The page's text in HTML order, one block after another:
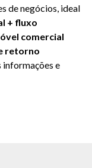
de negócios, ideal
+ fluxo
comercial
retorno
informações e